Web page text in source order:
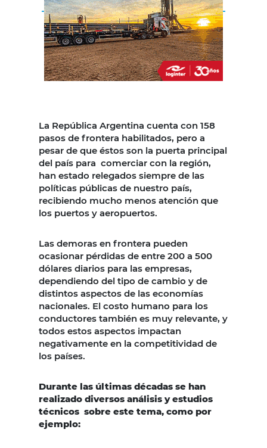
La República Argentina cuenta con 158
pasos de frontera habilitados, pero a
pesar de que éstos son la puerta principal
del país para comerciar con la región,
han estado relegados siempre de las
políticas públicas de nuestro país,
recibiendo mucho menos atención que
los puertos y aeropuertos.
Las demoras en frontera pueden
ocasionar pérdidas de entre 200 a 500
dólares diarios para las empresas,
dependiendo del tipo de cambio y de
distintos aspectos de las economías
nacionales. El costo humano para los
conductores también es muy relevante, y
todos estos aspectos impactan
negativamente en la competitividad de
los países.
Durante las últimas décadas se han
realizado diversos análisis y estudios
técnicos sobre este tema, como por
ejemplo: